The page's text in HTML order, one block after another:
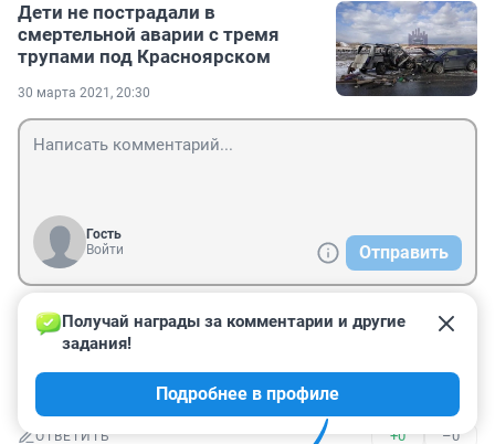
Дети не пострадали в
смертельной аварии с тремя
трупами под Красноярском
30 марта 2021, 20:30
Гость
Войти
Отправить
Гость
31 марта 2021, 05:54
"Мы сходим с ума, в одиночку и группами! Новости
кормят нас свежими трупами..." (из песни гр.Сплин)
ОТВЕТИТЬ +0 –0
Получай награды за комментарии и другие
задания!
Подробнее в профиле